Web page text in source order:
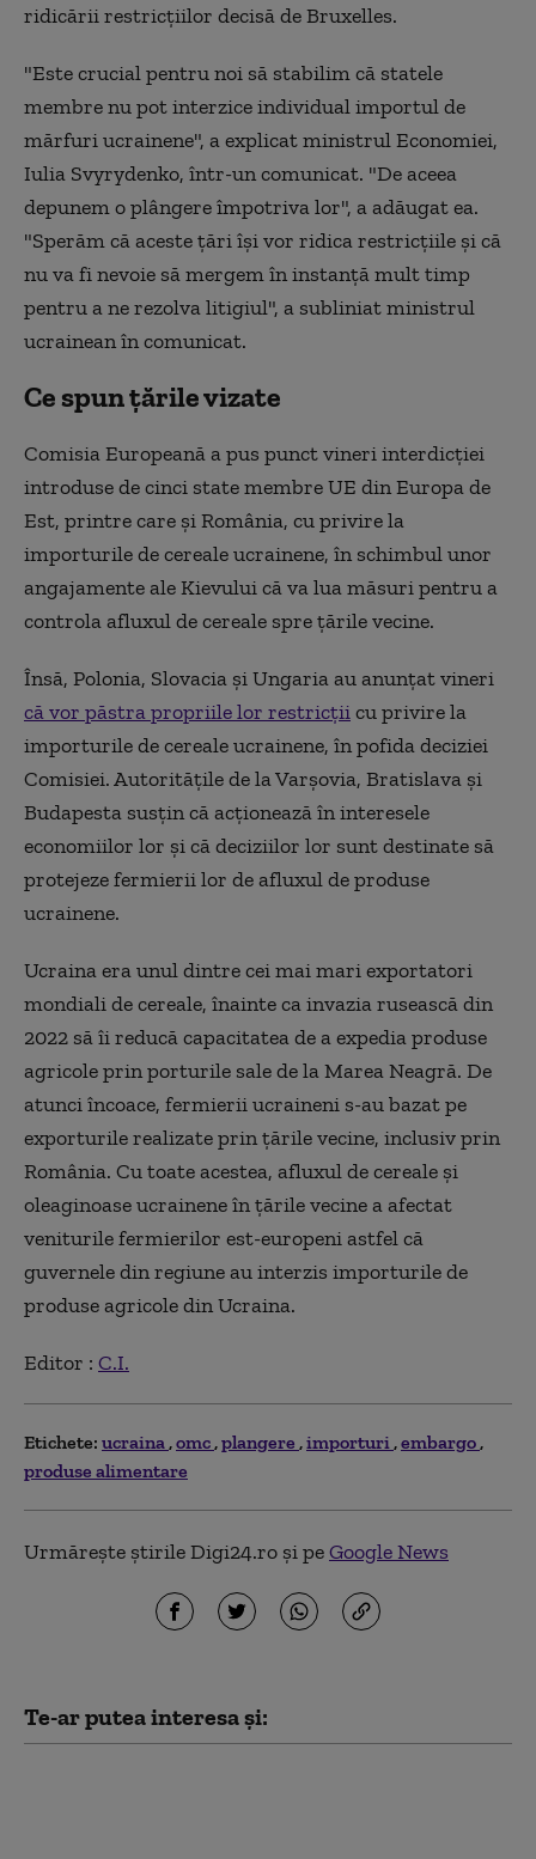
ridicării restricţiilor decisă de Bruxelles.
"Este crucial pentru noi să stabilim că statele
membre nu pot interzice individual importul de
mărfuri ucrainene", a explicat ministrul Economiei,
Iulia Svyrydenko, într-un comunicat. "De aceea
depunem o plângere împotriva lor", a adăugat ea.
"Sperăm că aceste ţări îşi vor ridica restricţiile şi că
nu va fi nevoie să mergem în instanţă mult timp
pentru a ne rezolva litigiul", a subliniat ministrul
ucrainean în comunicat.
Ce spun țările vizate
Comisia Europeană a pus punct vineri interdicţiei
introduse de cinci state membre UE din Europa de
Est, printre care şi România, cu privire la
importurile de cereale ucrainene, în schimbul unor
angajamente ale Kievului că va lua măsuri pentru a
controla afluxul de cereale spre ţările vecine.
Însă, Polonia, Slovacia şi Ungaria au anunţat vineri
că vor păstra propriile lor restricţiicu privire la
importurile de cereale ucrainene, în pofida deciziei
Comisiei. Autorităţile de la Varşovia, Bratislava şi
Budapesta susţin că acţionează în interesele
economiilor lor şi că deciziilor lor sunt destinate să
protejeze fermierii lor de afluxul de produse
ucrainene.
Ucraina era unul dintre cei mai mari exportatori
mondiali de cereale, înainte ca invazia rusească din
2022 să îi reducă capacitatea de a expedia produse
agricole prin porturile sale de la Marea Neagră. De
atunci încoace, fermierii ucraineni s-au bazat pe
exporturile realizate prin ţările vecine, inclusiv prin
România. Cu toate acestea, afluxul de cereale şi
oleaginoase ucrainene în ţările vecine a afectat
veniturile fermierilor est-europeni astfel că
guvernele din regiune au interzis importurile de
produse agricole din Ucraina.
Editor : C.I.
Etichete: ucraina omc plangere importuri embargo
produse alimentare
Urmărește știrile Digi24.ro și peGoogle News
Te-ar putea interesa și: